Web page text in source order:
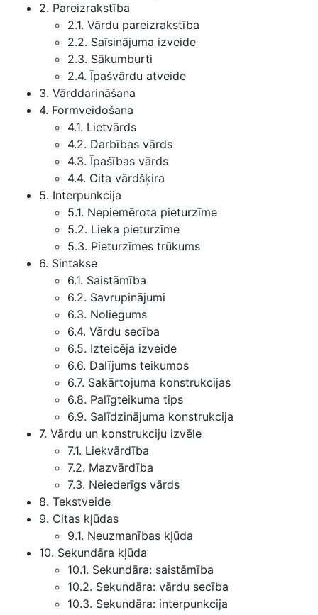
2. Pareizrakstība
2.1. Vārdu pareizrakstība
2.2. Saīsinājuma izveide
2.3. Sākumburti
2.4. Īpašvārdu atveide
3. Vārddarināšana
4. Formveidošana
4.1. Lietvārds
4.2. Darbības vārds
4.3. Īpašības vārds
4.4. Cita vārdšķira
5. Interpunkcija
5.1. Nepiemērota pieturzīme
5.2. Lieka pieturzīme
5.3. Pieturzīmes trūkums
6. Sintakse
6.1. Saistāmība
6.2. Savrupinājumi
6.3. Noliegums
6.4. Vārdu secība
6.5. Izteicēja izveide
6.6. Dalījums teikumos
6.7. Sakārtojuma konstrukcijas
6.8. Palīgteikuma tips
6.9. Salīdzinājuma konstrukcija
7. Vārdu un konstrukciju izvēle
7.1. Liekvārdība
7.2. Mazvārdība
7.3. Neiederīgs vārds
8. Tekstveide
9. Citas kļūdas
9.1. Neuzmanības kļūda
10. Sekundāra kļūda
10.1. Sekundāra: saistāmība
10.2. Sekundāra: vārdu secība
10.3. Sekundāra: interpunkcija